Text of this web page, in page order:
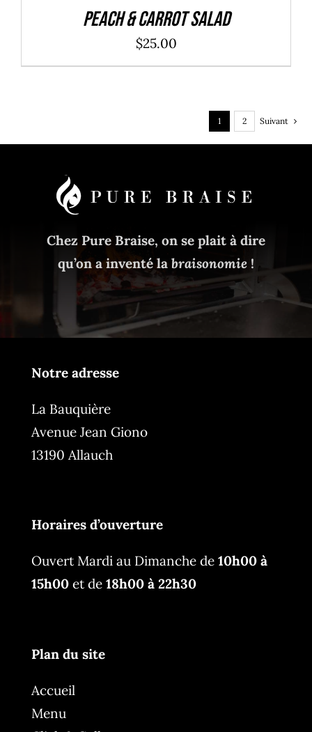
Peach & Carrot Salad
$25.00
1 2 Suivant
Chez Pure Braise, on se plait à dire
qu’on a inventé la braisonomie !
Notre adresse
La Bauquière
Avenue Jean Giono
13190 Allauch
Horaires d’ouverture
Ouvert Mardi au Dimanche de10h00 à
15h00 et de18h00 à 22h30
Plan du site
Accueil
Menu